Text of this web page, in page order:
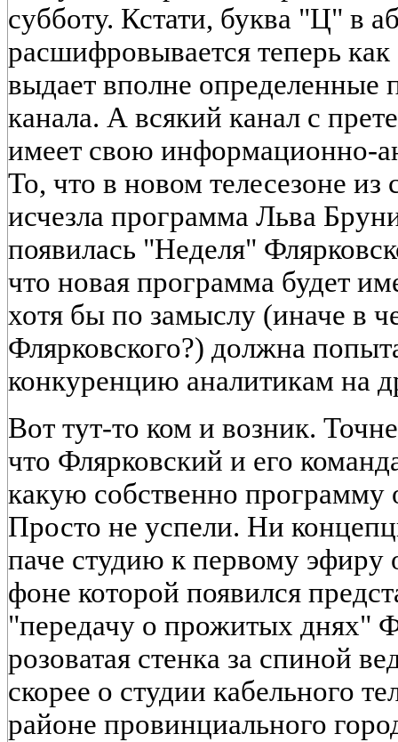
субботу. Кстати, буква "Ц" в
расшифровывается теперь
выдает вполне определенные
канала. А всякий канал с
имеет свою информационно-
То, что в новом телесезоне
исчезла программа Льва
появилась "Неделя"
что новая программа будет
хотя бы по замыслу (иначе в
Флярковского?) должна
конкуренцию аналитикам на
Вот тут-то ком и возник.
что Флярковский и его
какую собственно программу
Просто не успели. Ни
паче студию к первому эфиру
фоне которой появился
"передачу о прожитых днях"
розоватая стенка за спиной
скорее о студии кабельного
районе провинциального